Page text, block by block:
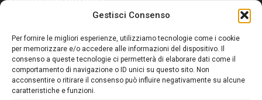
Gestisci Consenso
Per fornire le migliori esperienze, utilizziamo tecnologie come i cookie
per memorizzare e/o accedere alle informazioni del dispositivo. Il
consenso a queste tecnologie ci permetterà di elaborare dati come il
comportamento di navigazione o ID unici su questo sito. Non
acconsentire o ritirare il consenso può influire negativamente su alcune
caratteristiche e funzioni.
Sardegna Ieri-Oggi-Domani nasce per informare “liberamente” i
lettori su quanto accade in Sardegna, con un occhio rivolto al
nostro passato e, soprattutto, al nostro futuro
Follow Us